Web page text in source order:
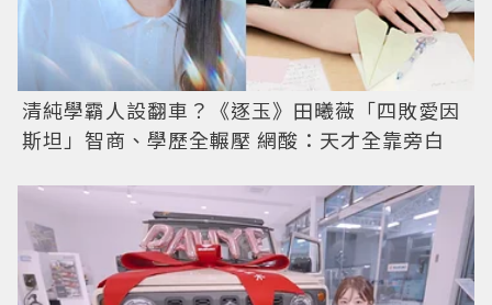
清純學霸人設翻車？《逐玉》田曦薇「四敗愛因
斯坦」智商、學歷全輾壓 網酸：天才全靠旁白